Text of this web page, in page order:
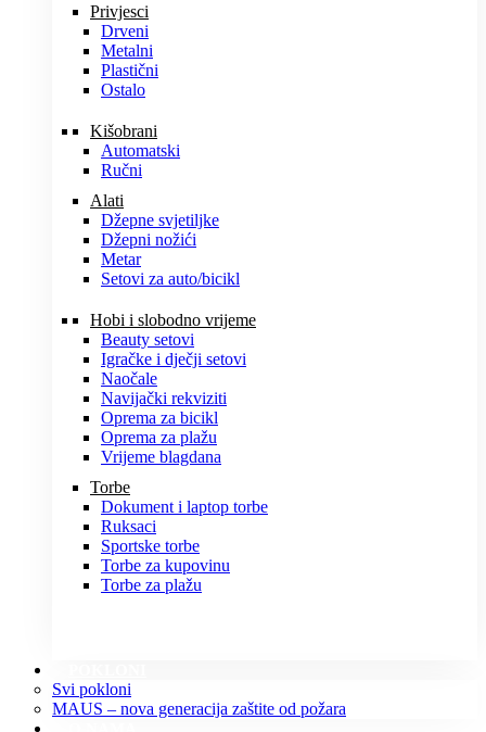
Privjesci
Drveni
Metalni
Plastični
Ostalo
Kišobrani
Automatski
Ručni
Alati
Džepne svjetiljke
Džepni nožići
Metar
Setovi za auto/bicikl
Hobi i slobodno vrijeme
Beauty setovi
Igračke i dječji setovi
Naočale
Navijački rekviziti
Oprema za bicikl
Oprema za plažu
Vrijeme blagdana
Torbe
Dokument i laptop torbe
Ruksaci
Sportske torbe
Torbe za kupovinu
Torbe za plažu
Svi pokloni
MAUS – nova generacija zaštite od požara